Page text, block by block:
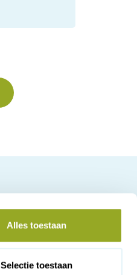
Alles toestaan
Selectie toestaan